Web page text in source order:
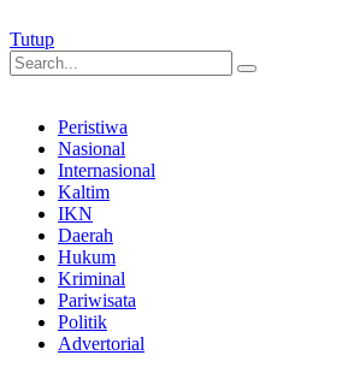
Tutup
Peristiwa
Nasional
Internasional
Kaltim
IKN
Daerah
Hukum
Kriminal
Pariwisata
Politik
Advertorial